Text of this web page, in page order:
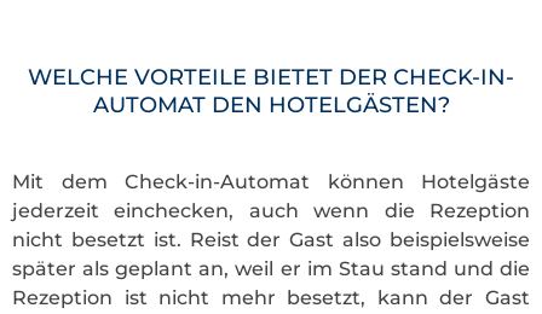
WELCHE VORTEILE BIETET DER CHECK-IN-
AUTOMAT DEN HOTELGÄSTEN?
Mit dem Check-in-Automat können Hotelgäste
jederzeit einchecken, auch wenn die Rezeption
nicht besetzt ist. Reist der Gast also beispielsweise
später als geplant an, weil er im Stau stand und die
Rezeption ist nicht mehr besetzt, kann der Gast